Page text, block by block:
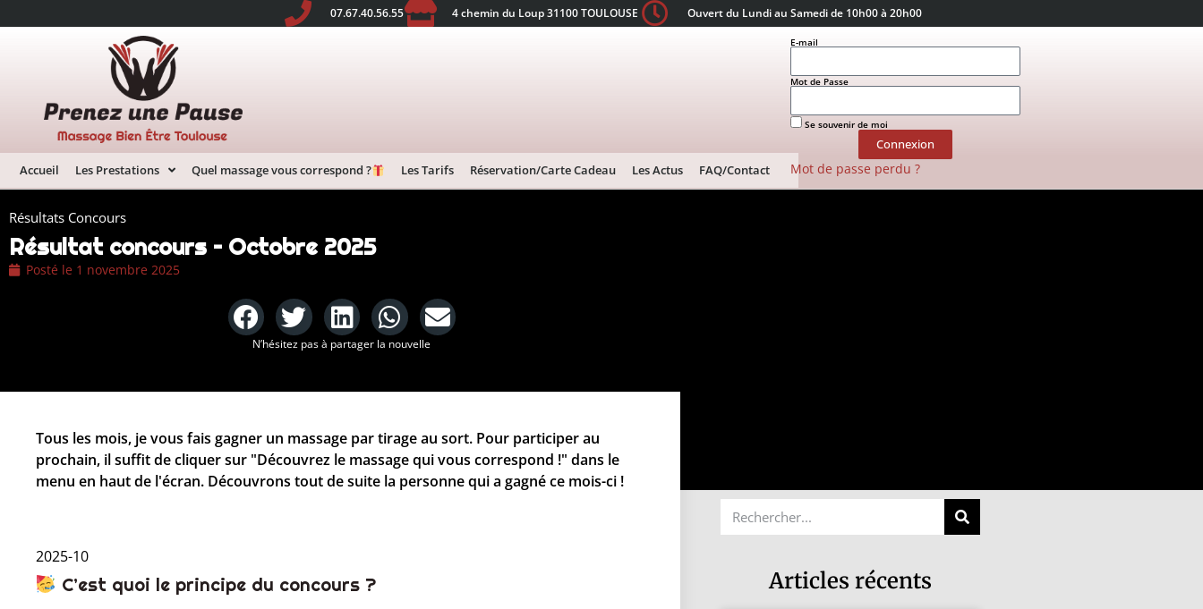
07.67.40.56.55 4 chemin du Loup 31100 TOULOUSE Ouvert du Lundi au Samedi de 10h00 à 20h00
Accueil Les Prestations Quel massage vous correspond ? Les Tarifs Réservation/Carte Cadeau Les Actus FAQ/Contact
E-mail
Mot de Passe
Se souvenir de moi
Connexion
Mot de passe perdu ?
Résultats Concours
Résultat concours – Octobre 2025
Posté le 1 novembre 2025
N’hésitez pas à partager la nouvelle
Tous les mois, je vous fais gagner un massage par tirage au sort. Pour participer au
prochain, il suffit de cliquer sur "Découvrez le massage qui vous correspond !" dans le
menu en haut de l'écran. Découvrons tout de suite la personne qui a gagné ce mois-ci !
2025-10
C’est quoi le principe du concours ? Articles récents